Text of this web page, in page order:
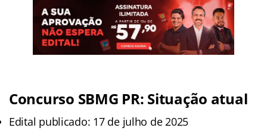
Concurso SBMG PR: Situação atual
Edital publicado: 17 de julho de 2025